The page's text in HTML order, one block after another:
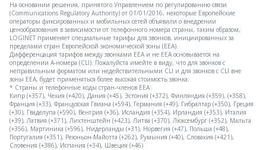
На основании решения, принятого Управлением по регулированию связи
(Communications Regulatory Authority) от 01/01/2016, некоторые Европейские
операторы фиксированных и мобильных сетей объявили о внедрении
ценообразования в зависимости от телефонного номера страны, таким образом,
LOGINET применяет специальные тарифы для звонков, инициированных за
пределами стран Европейской экономической зоны (EEA).
Дифференцация тарифов между звонками EEA и не EEA основывается на
определении А-номера (CLI). Пожалуйста имейте в виду, что для звонков с
неправильным форматом или недействительными CLI и для звонков с CLI вне
зоны EEA, будет применяться более высокая стоимость звонка.
* Страны и телефонные коды стран-членов EEA:
Кипр (+357), Чехия (+420), Дания (+45), Эстония (+372), Финляндия (+359), (+358),
Франция (+33), Французская Гвиана (+594), Германия (+49), Гибралтар (+350), Греция
(+30), Гваделупа (+590), Венгрия (+36), Исландия (+354), Ирландия (+353), Италия
(+39), Латвия (+371), Лихтенштейн (+423), Литва (+370), Люксембург (+352), Мальта
(+356), Мартиника (+596), Нидерланды (+31), Норвегия (+47), Польша (+48),
Португалия (+351), Реюньон-Майотта (+262), Румыния (+40), Словакия (+421),
Словения (+386), Испания (+34), Швеция (+46)